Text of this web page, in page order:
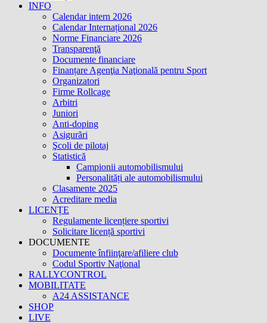
INFO
Calendar intern 2026
Calendar Internațional 2026
Norme Financiare 2026
Transparenţă
Documente financiare
Finanțare Agenţia Naţională pentru Sport
Organizatori
Firme Rollcage
Arbitri
Juniori
Anti-doping
Asigurări
Şcoli de pilotaj
Statistică
Campionii automobilismului
Personalități ale automobilismului
Clasamente 2025
Acreditare media
LICENȚE
Regulamente licențiere sportivi
Solicitare licență sportivi
DOCUMENTE
Documente înfiinţare/afiliere club
Codul Sportiv Naţional
RALLYCONTROL
MOBILITATE
A24 ASSISTANCE
SHOP
LIVE